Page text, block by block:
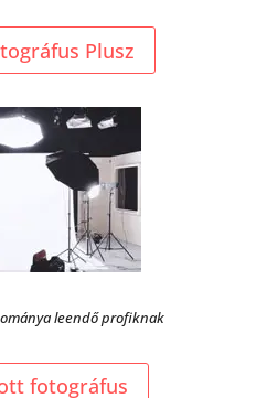
Plusz
leendő profiknak
fotográfus